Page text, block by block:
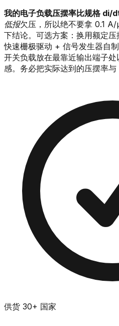
我的电子负载压摆率比规格 di/
低报欠压，所以绝不要拿 0.1
下结论。可选方案：换用额定
快速栅极驱动 + 信号发生器自
开关负载放在最靠近输出端子
感。务必把实际达到的压摆率与
供货 30+ 国家